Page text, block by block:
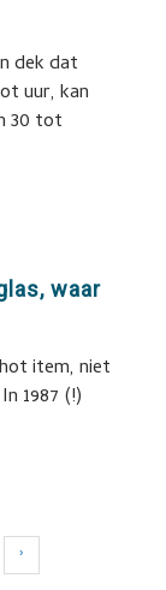
dek dat
uur, kan
30 tot
waar
item, niet
1987 (!)
›